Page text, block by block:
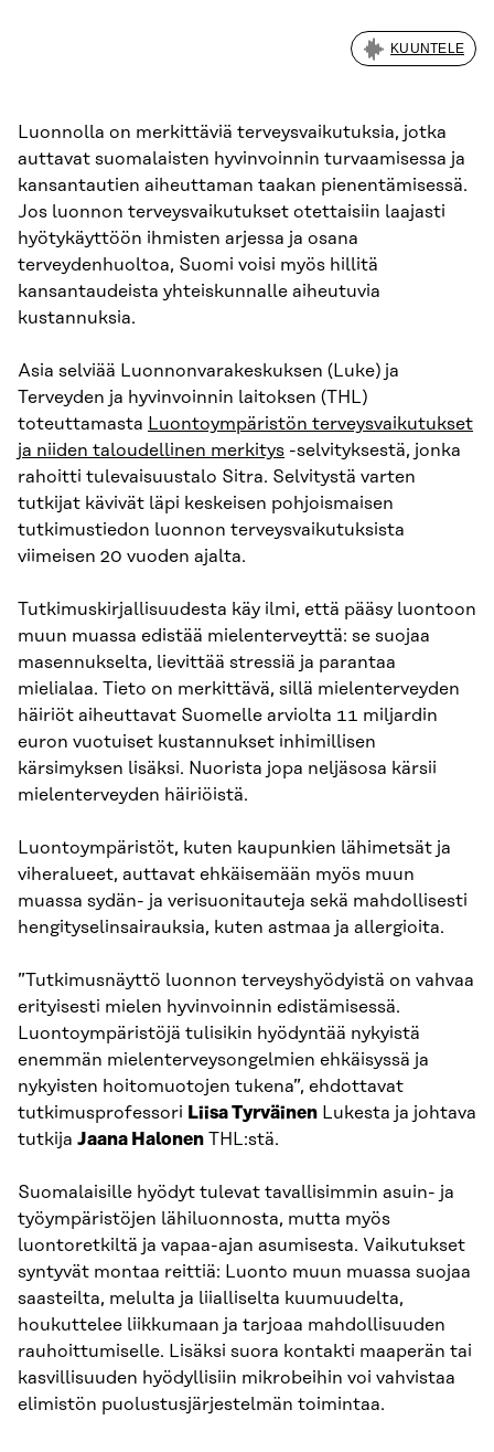
KUUNTELE
Luonnolla on merkittäviä terveysvaikutuksia, jotka
auttavat suomalaisten hyvinvoinnin turvaamisessa ja
kansantautien aiheuttaman taakan pienentämisessä.
Jos luonnon terveysvaikutukset otettaisiin laajasti
hyötykäyttöön ihmisten arjessa ja osana
terveydenhuoltoa, Suomi voisi myös hillitä
kansantaudeista yhteiskunnalle aiheutuvia
kustannuksia.
Asia selviää Luonnonvarakeskuksen (Luke) ja
Terveyden ja hyvinvoinnin laitoksen (THL)
toteuttamasta Luontoympäristön terveysvaikutukset
ja niiden taloudellinen merkitys -selvityksestä, jonka
rahoitti tulevaisuustalo Sitra. Selvitystä varten
tutkijat kävivät läpi keskeisen pohjoismaisen
tutkimustiedon luonnon terveysvaikutuksista
viimeisen 20 vuoden ajalta.
Tutkimuskirjallisuudesta käy ilmi, että pääsy luontoon
muun muassa edistää mielenterveyttä: se suojaa
masennukselta, lievittää stressiä ja parantaa
mielialaa. Tieto on merkittävä, sillä mielenterveyden
häiriöt aiheuttavat Suomelle arviolta 11 miljardin
euron vuotuiset kustannukset inhimillisen
kärsimyksen lisäksi. Nuorista jopa neljäsosa kärsii
mielenterveyden häiriöistä.
Luontoympäristöt, kuten kaupunkien lähimetsät ja
viheralueet, auttavat ehkäisemään myös muun
muassa sydän- ja verisuonitauteja sekä mahdollisesti
hengityselinsairauksia, kuten astmaa ja allergioita.
”Tutkimusnäyttö luonnon terveyshyödyistä on vahvaa
erityisesti mielen hyvinvoinnin edistämisessä.
Luontoympäristöjä tulisikin hyödyntää nykyistä
enemmän mielenterveysongelmien ehkäisyssä ja
nykyisten hoitomuotojen tukena”, ehdottavat
tutkimusprofessori Liisa Tyrväinen Lukesta ja johtava
tutkija Jaana Halonen THL:stä.
Suomalaisille hyödyt tulevat tavallisimmin asuin- ja
työympäristöjen lähiluonnosta, mutta myös
luontoretkiltä ja vapaa-ajan asumisesta. Vaikutukset
syntyvät montaa reittiä: Luonto muun muassa suojaa
saasteilta, melulta ja liialliselta kuumuudelta,
houkuttelee liikkumaan ja tarjoaa mahdollisuuden
rauhoittumiselle. Lisäksi suora kontakti maaperän tai
kasvillisuuden hyödyllisiin mikrobeihin voi vahvistaa
elimistön puolustusjärjestelmän toimintaa.